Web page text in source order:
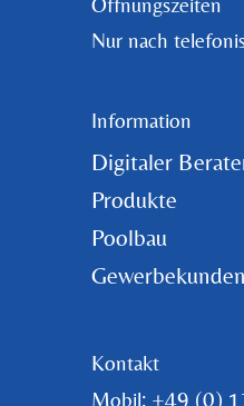
Nur nach
Information
Digitaler
Produkte
Poolbau
Gewerbekunden
Kontakt
Mobil: +49 (0)